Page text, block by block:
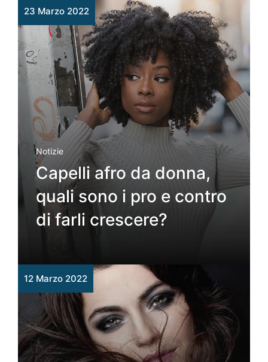
23 Marzo 2022
Notizie
Capelli afro da donna,
quali sono i pro e contro
di farli crescere?
12 Marzo 2022